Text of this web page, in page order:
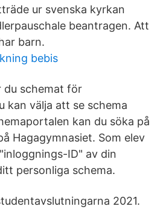
ur svenska kyrkan
beantragen. Att
barn.
bebis
du schemat för
kan välja att se schema
kan du söka på
Hagagymnasiet. Som elev
ID" av din
personliga schema.
2021.